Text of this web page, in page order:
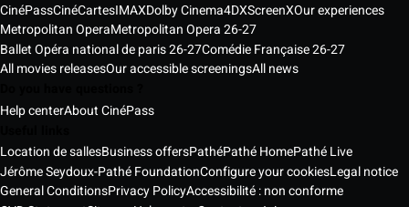
CinéPassCinéCartesIMAXDolby Cinema4DXScreenXOur experiences
Metropolitan OperaMetropolitan Opera 26-27
Ballet Opéra national de paris 26-27Comédie Française 26-27
All movies releasesOur accessible screeningsAll news
Help centerAbout CinéPass
Location de sallesBusiness offersPathéPathé HomePathé Live
Jérôme Seydoux-Pathé FoundationConfigure your cookiesLegal notice
General ConditionsPrivacy PolicyAccessibilité : non conforme